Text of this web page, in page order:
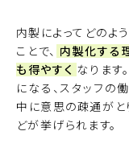
内製によってどのよ
ことで、 内製化する
も得やすく なります
になる、スタッフの
中に意思の疎通がと
どが挙げられます。